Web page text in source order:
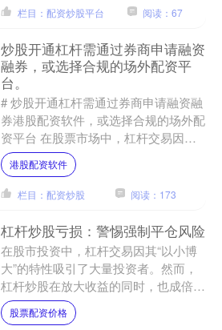
栏目：配资炒股平台 阅读：67
炒股开通杠杆需通过券商申请融资
融券，或选择合规的场外配资平
台。
# 炒股开通杠杆需通过券商申请融资融
券港股配资软件，或选择合规的场外配
资平台 在股票市场中，杠杆交易因其
放大收益的特点，吸引了大量投资者。
然而，杠杆交易也伴随着....
港股配资软件
栏目：配资炒股 阅读：173
杠杆炒股亏损：警惕强制平仓风险
在股市投资中，杠杆交易因其“以小博
大”的特性吸引了大量投资者。然而，
杠杆炒股在放大收益的同时，也成倍放
大了风险。当市场走势与预期相反时，
投资者不仅要承受本金亏损....
股票配资价格